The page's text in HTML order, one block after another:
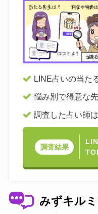
LINE占いの当た
悩み別で得意な
調査した占い師
調査結果
みずキル